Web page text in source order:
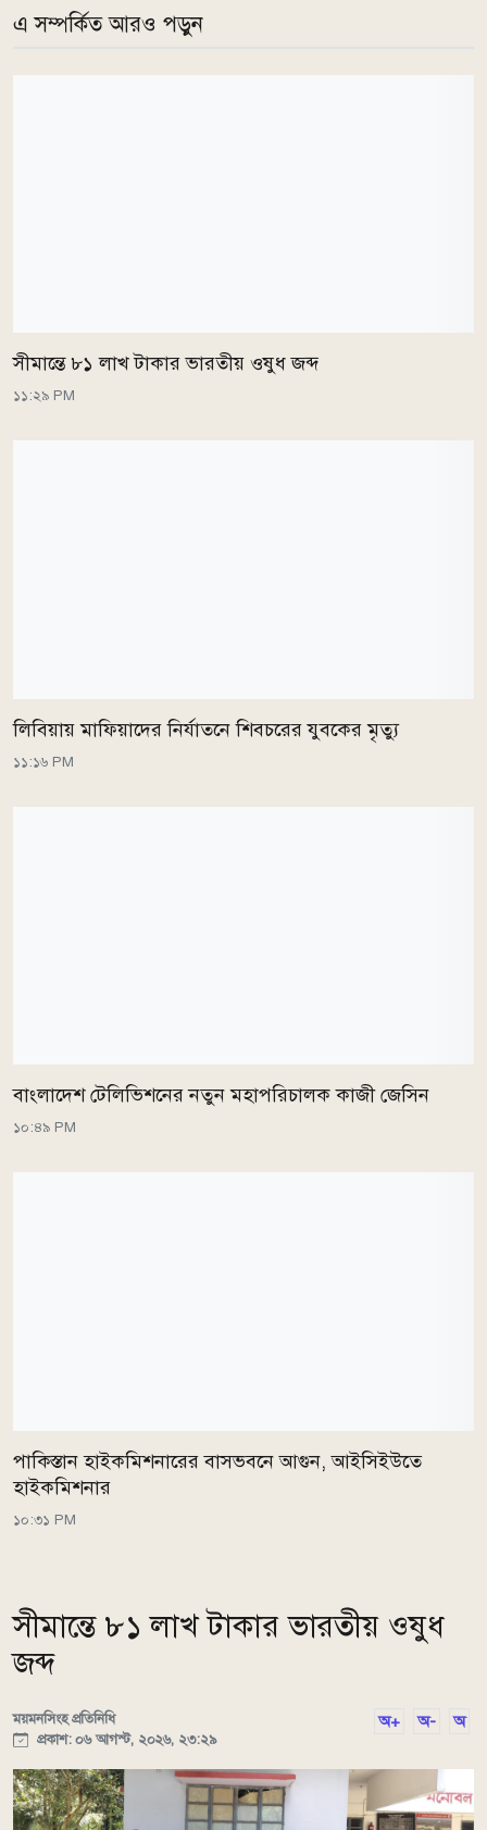
এ সম্পর্কিত আরও পড়ুন
সীমান্তে ৮১ লাখ টাকার ভারতীয় ওষুধ জব্দ
১১:২৯ PM
লিবিয়ায় মাফিয়াদের নির্যাতনে শিবচরের যুবকের মৃত্যু
১১:১৬ PM
বাংলাদেশ টেলিভিশনের নতুন মহাপরিচালক কাজী জেসিন
১০:৪৯ PM
পাকিস্তান হাইকমিশনারের বাসভবনে আগুন, আইসিইউতে
হাইকমিশনার
১০:৩১ PM
সীমান্তে ৮১ লাখ টাকার ভারতীয় ওষুধ
জব্দ
ময়মনসিংহ প্রতিনিধি
প্রকাশ: ০৬ আগস্ট, ২০২৬, ২৩:২৯
অ+ অ- অ